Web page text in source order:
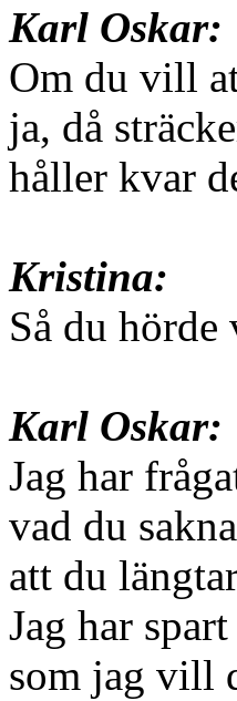
Karl Oskar:
Om du vill
ja, då
håller kvar
Kristina:
Så du
Karl Oskar:
Jag har
vad du
att du
Jag har
som jag vill